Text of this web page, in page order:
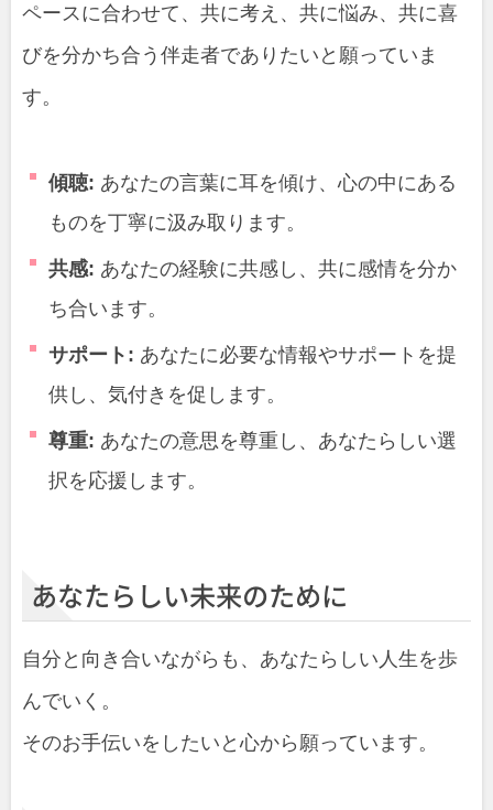
ペースに合わせて、共に考え、共に悩み、共に喜
びを分かち合う伴走者でありたいと願っていま
す。
傾聴: あなたの言葉に耳を傾け、心の中にある
ものを丁寧に汲み取ります。
共感: あなたの経験に共感し、共に感情を分か
ち合います。
サポート: あなたに必要な情報やサポートを提
供し、気付きを促します。
尊重: あなたの意思を尊重し、あなたらしい選
択を応援します。
あなたらしい未来のために
自分と向き合いながらも、あなたらしい人生を歩
んでいく。
そのお手伝いをしたいと心から願っています。